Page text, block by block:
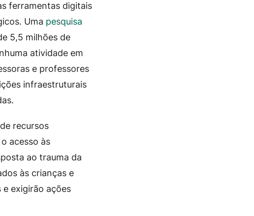
ferramentas digitais
Uma pesquisa
5,5 milhões de
atividade em
e professores
infraestruturais
recursos
acesso às
ao trauma da
às crianças e
exigirão ações